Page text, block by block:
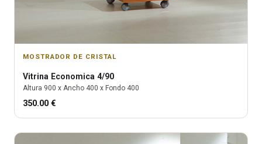
MOSTRADOR DE CRISTAL
Vitrina Economica 4/90
Altura 900 x Ancho 400 x Fondo 400
350.00 €